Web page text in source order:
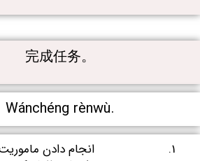
完成任务。
Wánchéng rènwù.
انجام دادن